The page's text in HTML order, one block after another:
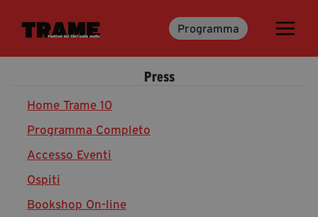
Programma
Trame.15
Libri | Trame.15
Media & Press
News & Kit
Accrediti Stampa | Trame.15
Press
Home Trame 10
Programma Completo
Accesso Eventi
Ospiti
Bookshop On-line